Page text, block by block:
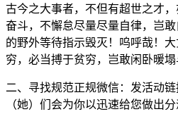
古今之大事者，不但有超世之才
奋斗，不懈怠尽量尽量自律，岂
的野外等待指示毁灭！呜呼哉！
穷，必当搏于贫穷，岂敢闲卧暖塌
二、寻找规范正规微信：发活动
（她）们会为你以迅速给您做出